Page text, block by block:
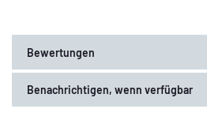
Bewertungen
Benachrichtigen, wenn verfügbar